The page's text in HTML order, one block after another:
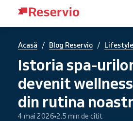
Acasă / Blog Reservio / Lifestyle
Istoria spa-
devenit
din rutina
4 mai 2026 2.5 min de citit